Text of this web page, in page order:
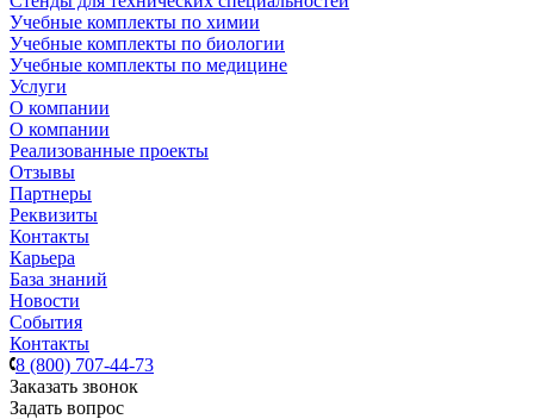
Учебные комплекты по химии
Учебные комплекты по биологии
Учебные комплекты по медицине
Услуги
О компании
О компании
Реализованные проекты
Отзывы
Партнеры
Реквизиты
Контакты
Карьера
База знаний
Новости
События
Контакты
8 (800) 707-44-73
Заказать звонок
Задать вопрос